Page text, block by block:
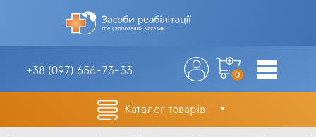
+38 (097) 656-73-33 0
Каталог товарів